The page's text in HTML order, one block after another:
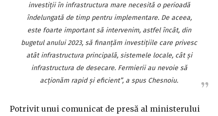
investiţii în infrastructura mare necesită o perioadă
îndelungată de timp pentru implementare. De aceea,
este foarte important să intervenim, astfel încât, din
bugetul anului 2023, să finanţăm investiţiile care privesc
atât infrastructura principală, sistemele locale, cât şi
infrastructura de desecare. Fermierii au nevoie să
acţionăm rapid şi eficient”, a spus Chesnoiu.
Potrivit unui comunicat de presă al ministerului